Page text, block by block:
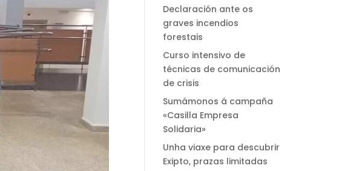
Declaración ante os
graves incendios
forestais
Curso intensivo de
técnicas de comunicación
de crisis
Sumámonos á campaña
«Casilla Empresa
Solidaria»
Unha viaxe para descubrir
Exipto, prazas limitadas